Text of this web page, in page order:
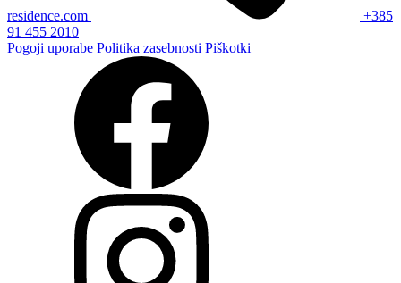
residence.com
+385
91 455 2010
Pogoji uporabe Politika zasebnosti Piškotki